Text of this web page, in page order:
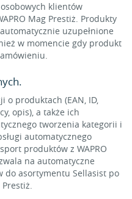
klientów
Mag Prestiż. Produkty
uzupełnione
w momencie gdy produkt
o produktach (EAN, ID,
opis), a także ich
tworzenia kategorii i
automatycznego
produktów z WAPRO
na automatyczne
do asortymentu Sellasist po